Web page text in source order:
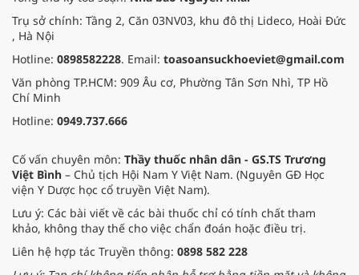
Trụ sở chính: Tầng 2, Căn 03NV03, khu đô thị Lideco, Hoài Đức
, Hà Nội
Hotline: 0898582228. Email: toasoansuckhoeviet@gmail.com
Văn phòng TP.HCM: 909 Âu cơ, Phường Tân Sơn Nhì, TP Hồ
Chí Minh
Hotline: 0949.737.666
Cố vấn chuyên môn: Thầy thuốc nhân dân - GS.TS Trương
Việt Bình – Chủ tịch Hội Nam Y Việt Nam. (Nguyên GĐ Học
viện Y Dược học cổ truyền Việt Nam).
Lưu ý: Các bài viết về các bài thuốc chỉ có tính chất tham
khảo, không thay thế cho việc chẩn đoán hoặc điều trị.
Liên hệ hợp tác Truyền thông: 0898 582 228